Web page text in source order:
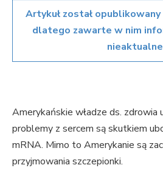
Artykuł został
dlatego zawarte w nim
Amerykańskie władze ds. zdrowia
problemy z sercem są skutkiem
mRNA. Mimo to Amerykanie są
przyjmowania szczepionki.